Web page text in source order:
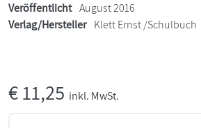
Veröffentlicht August 2016
Verlag/Hersteller Klett Ernst /Schulbuch
€11,25 inkl. MwSt.